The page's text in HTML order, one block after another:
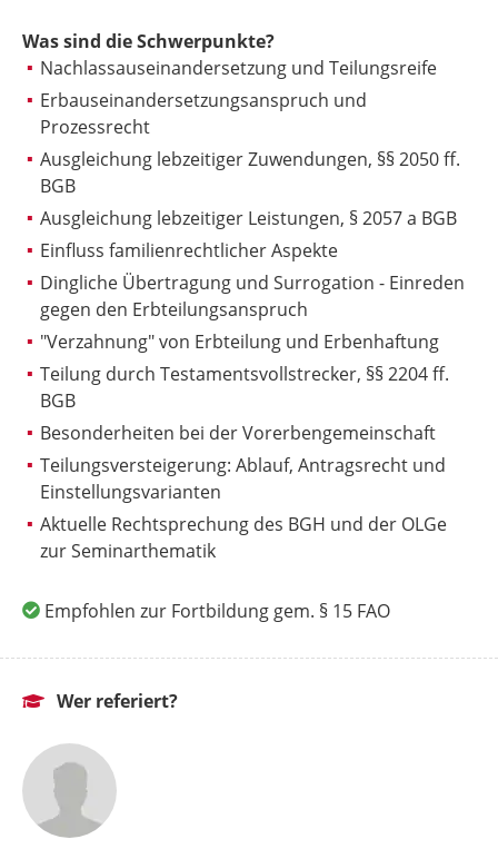
Was sind die Schwerpunkte?
Nachlassauseinandersetzung und Teilungsreife
Erbauseinandersetzungsanspruch und
Prozessrecht
Ausgleichung lebzeitiger Zuwendungen, §§ 2050 ff.
BGB
Ausgleichung lebzeitiger Leistungen, § 2057 a BGB
Einfluss familienrechtlicher Aspekte
Dingliche Übertragung und Surrogation - Einreden
gegen den Erbteilungsanspruch
"Verzahnung" von Erbteilung und Erbenhaftung
Teilung durch Testamentsvollstrecker, §§ 2204 ff.
BGB
Besonderheiten bei der Vorerbengemeinschaft
Teilungsversteigerung: Ablauf, Antragsrecht und
Einstellungsvarianten
Aktuelle Rechtsprechung des BGH und der OLGe
zur Seminarthematik
Empfohlen zur Fortbildung gem. § 15 FAO
Wer referiert?